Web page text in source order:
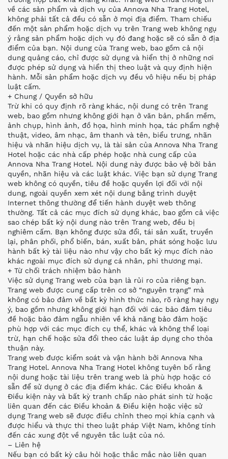
về các sản phẩm và dịch vụ của Annova Nha Trang Hotel,
không phải tất cả đều có sẵn ở mọi địa điểm. Tham chiếu
đến một sản phẩm hoặc dịch vụ trên Trang web không ngụ
ý rằng sản phẩm hoặc dịch vụ đó đang hoặc sẽ có sẵn ở địa
điểm của bạn. Nội dung của Trang web, bao gồm cả nội
dung quảng cáo, chỉ được sử dụng và hiển thị ở những nơi
được phép sử dụng và hiển thị theo luật và quy định hiện
hành. Mỗi sản phẩm hoặc dịch vụ đều vô hiệu nếu bị pháp
luật cấm.
+ Chung / Quyền sở hữu
Trừ khi có quy định rõ ràng khác, nội dung có trên Trang
web, bao gồm nhưng không giới hạn ở văn bản, phần mềm,
ảnh chụp, hình ảnh, đồ họa, hình minh họa, tác phẩm nghệ
thuật, video, âm nhạc, âm thanh và tên, biểu trưng, nhãn
hiệu và nhãn hiệu dịch vụ, là tài sản của Annova Nha Trang
Hotel hoặc các nhà cấp phép hoặc nhà cung cấp của
Annova Nha Trang Hotel. Nội dung này được bảo vệ bởi bản
quyền, nhãn hiệu và các luật khác. Việc bạn sử dụng Trang
web không có quyền, tiêu đề hoặc quyền lợi đối với nội
dung, ngoài quyền xem xét nội dung bằng trình duyệt
Internet thông thường để tiến hành duyệt web thông
thường. Tất cả các mục đích sử dụng khác, bao gồm cả việc
sao chép bất kỳ nội dung nào trên Trang web, đều bị
nghiêm cấm. Bạn không được sửa đổi, tái sản xuất, truyền
lại, phân phối, phổ biến, bán, xuất bản, phát sóng hoặc lưu
hành bất kỳ tài liệu nào như vậy cho bất kỳ mục đích nào
khác ngoài mục đích sử dụng cá nhân, phi thương mại.
+ Từ chối trách nhiệm bảo hành
Việc sử dụng Trang web của bạn là rủi ro của riêng bạn.
Trang web được cung cấp trên cơ sở “nguyên trạng” mà
không có bảo đảm về bất kỳ hình thức nào, rõ ràng hay ngụ
ý, bao gồm nhưng không giới hạn đối với các bảo đảm tiêu
đề hoặc bảo đảm ngẫu nhiên về khả năng bảo đảm hoặc
phù hợp với các mục đích cụ thể, khác và không thể loại
trừ, hạn chế hoặc sửa đổi theo các luật áp dụng cho thỏa
thuận này.
Trang web được kiểm soát và vận hành bởi Annova Nha
Trang Hotel. Annova Nha Trang Hotel không tuyên bố rằng
nội dung hoặc tài liệu trên trang web là phù hợp hoặc có
sẵn để sử dụng ở các địa điểm khác. Các Điều khoản &
Điều kiện này và bất kỳ tranh chấp nào phát sinh từ hoặc
liên quan đến các Điều khoản & Điều kiện hoặc việc sử
dụng Trang web sẽ được điều chỉnh theo mọi khía cạnh và
được hiểu và thực thi theo luật pháp Việt Nam, không tính
đến các xung đột về nguyên tắc luật của nó.
– Liên hệ
Nếu bạn có bất kỳ câu hỏi hoặc thắc mắc nào liên quan